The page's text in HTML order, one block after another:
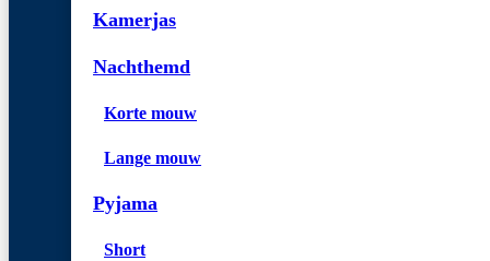
Kamerjas
Nachthemd
Korte mouw
Lange mouw
Pyjama
Short